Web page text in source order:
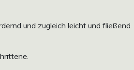
und zugleich leicht und fließend